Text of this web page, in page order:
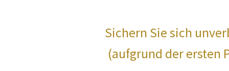
Sichern Sie sich
(aufgrund der ersten